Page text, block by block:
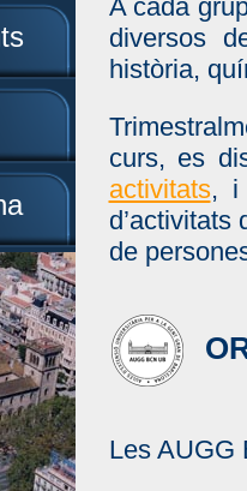
A cada
diversos
història,
curs, es
activitats, i
d’activitats
de
Les AUGG